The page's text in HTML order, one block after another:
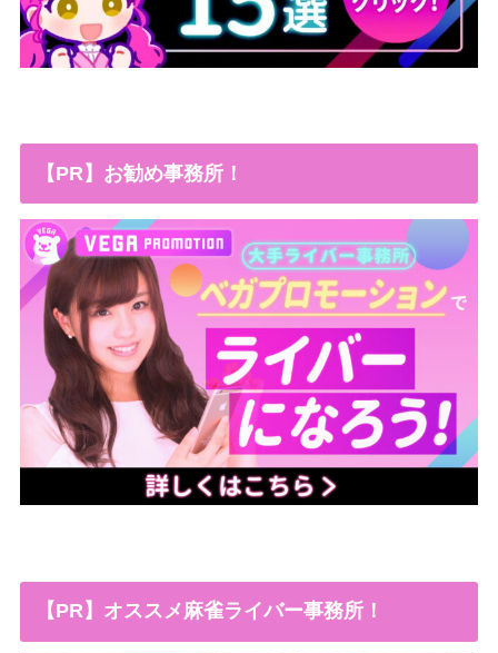
【PR】お勧め事務所！
【PR】オススメ麻雀ライバー事務所！